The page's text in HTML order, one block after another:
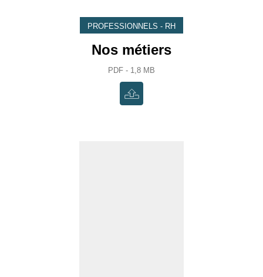
PROFESSIONNELS - RH
Nos métiers
PDF - 1,8 MB